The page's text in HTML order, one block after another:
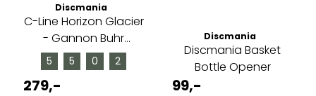
Discmania
C-Line Horizon Glacier
- Gannon Buhr
Creator ...
5 5 0 2
279,-
Discmania
Discmania Basket
Bottle Opener
99,-